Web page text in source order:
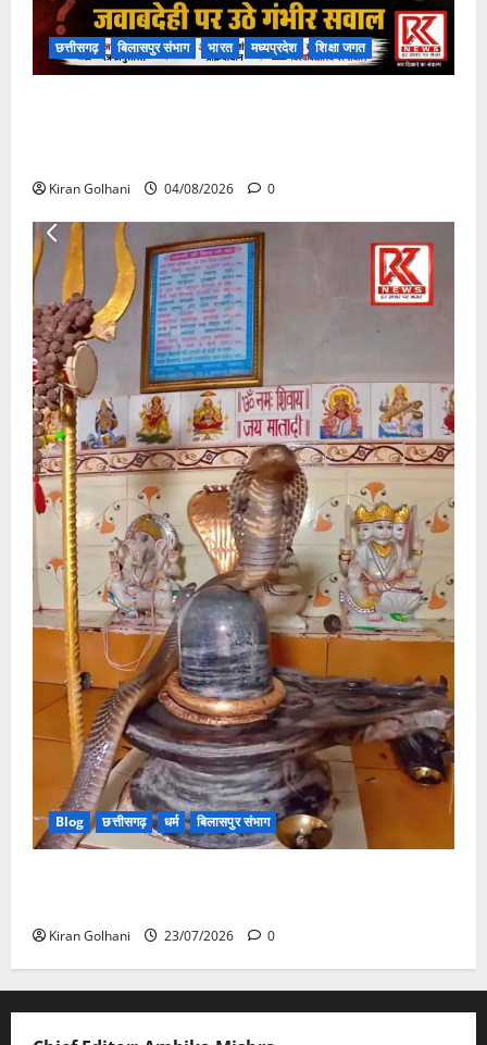
छत्तीसगढ़ बिलासपुर संभाग भारत मध्यप्रदेश शिक्षा जगत
Kiran Golhani 04/08/2026 0
Blog छत्तीसगढ़ धर्म बिलासपुर संभाग
Kiran Golhani 23/07/2026 0